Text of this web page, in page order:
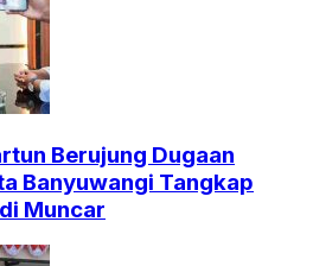
Berujung Dugaan
Banyuwangi Tangkap
Muncar